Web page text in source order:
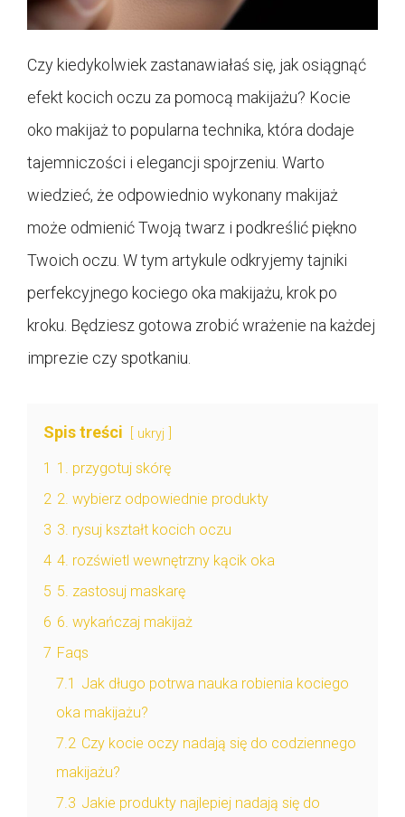
Czy kiedykolwiek zastanawiałaś się, jak osiągnąć
efekt kocich oczu za pomocą makijażu? Kocie
oko makijaż to popularna technika, która dodaje
tajemniczości i elegancji spojrzeniu. Warto
wiedzieć, że odpowiednio wykonany makijaż
może odmienić Twoją twarz i podkreślić piękno
Twoich oczu. W tym artykule odkryjemy tajniki
perfekcyjnego kociego oka makijażu, krok po
kroku. Będziesz gotowa zrobić wrażenie na każdej
imprezie czy spotkaniu.
Spis treści ukryj
1 1. przygotuj skórę
2 2. wybierz odpowiednie produkty
3 3. rysuj kształt kocich oczu
4 4. rozświetl wewnętrzny kącik oka
5 5. zastosuj maskarę
6 6. wykańczaj makijaż
7 Faqs
7.1 Jak długo potrwa nauka robienia kociego
oka makijażu?
7.2 Czy kocie oczy nadają się do codziennego
makijażu?
7.3 Jakie produkty najlepiej nadają się do